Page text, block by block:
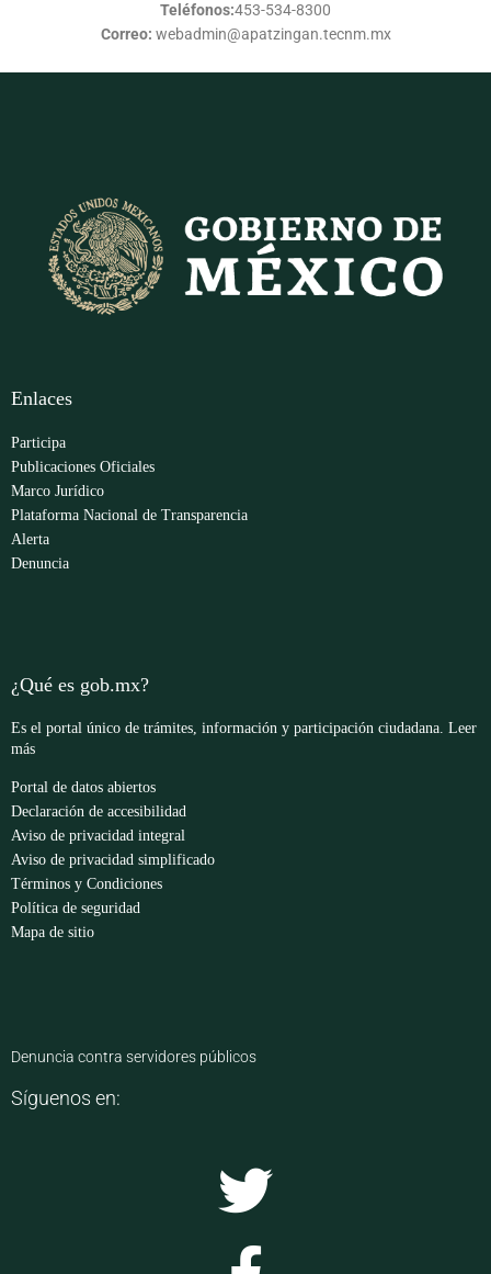
Teléfonos:453-534-8300
Correo: webadmin@apatzingan.tecnm.mx
Enlaces
Participa
Publicaciones Oficiales
Marco Jurídico
Plataforma Nacional de Transparencia
Alerta
Denuncia
¿Qué es gob.mx?
Es el portal único de trámites, información y participación ciudadana. Leer
más
Portal de datos abiertos
Declaración de accesibilidad
Aviso de privacidad integral
Aviso de privacidad simplificado
Términos y Condiciones
Política de seguridad
Mapa de sitio
Denuncia contra servidores públicos
Síguenos en: